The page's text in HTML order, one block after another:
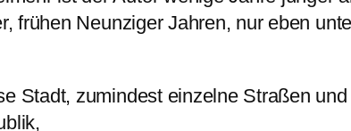
frühen Neunziger Jahren, nur eben
Stadt, zumindest einzelne Straßen